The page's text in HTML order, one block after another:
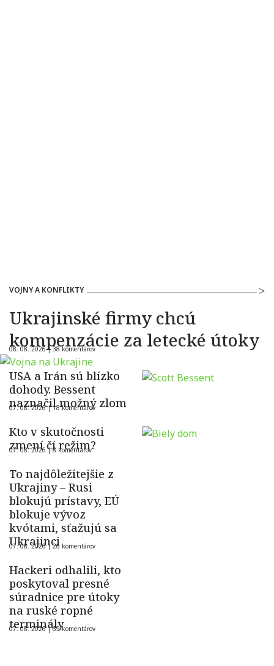
VOJNY A KONFLIKTY
Ukrajinské firmy chcú
kompenzácie za letecké útoky
08. 08. 2026 |38 komentárov
USA a Irán sú blízko
dohody. Bessent
naznačil možný zlom
07. 08. 2026 |18 komentárov
Kto v skutočnosti
zmení čí režim?
07. 08. 2026 |8 komentárov
To najdôležitejšie z
Ukrajiny – Rusi
blokujú prístavy, EÚ
blokuje vývoz
kvótami, sťažujú sa
Ukrajinci
07. 08. 2026 |26 komentárov
Hackeri odhalili, kto
poskytoval presné
súradnice pre útoky
na ruské ropné
terminály
07. 08. 2026 |69 komentárov